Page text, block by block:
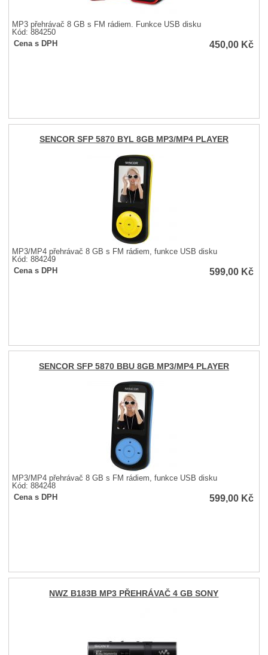
MP3 přehrávač 8 GB s FM rádiem. Funkce USB disku
Kód: 884250
Cena s DPH
450,00 Kč
SENCOR SFP 5870 BYL 8GB MP3/MP4 PLAYER
MP3/MP4 přehrávač 8 GB s FM rádiem, funkce USB disku
Kód: 884249
Cena s DPH
599,00 Kč
SENCOR SFP 5870 BBU 8GB MP3/MP4 PLAYER
MP3/MP4 přehrávač 8 GB s FM rádiem, funkce USB disku
Kód: 884248
Cena s DPH
599,00 Kč
NWZ B183B MP3 PŘEHRÁVAČ 4 GB SONY